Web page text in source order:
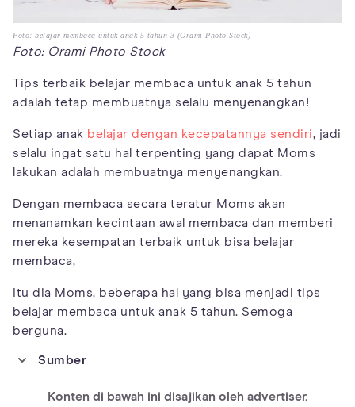
Foto: belajar membaca untuk anak 5 tahun-3 (Orami Photo Stock)
Foto: Orami Photo Stock
Tips terbaik belajar membaca untuk anak 5 tahun
adalah tetap membuatnya selalu menyenangkan!
Setiap anak belajar dengan kecepatannya sendiri, jadi
selalu ingat satu hal terpenting yang dapat Moms
lakukan adalah membuatnya menyenangkan.
Dengan membaca secara teratur Moms akan
menanamkan kecintaan awal membaca dan memberi
mereka kesempatan terbaik untuk bisa belajar
membaca,
Itu dia Moms, beberapa hal yang bisa menjadi tips
belajar membaca untuk anak 5 tahun. Semoga
berguna.
Sumber
ng-The_Seeds_of_Children's_Creativity
Konten di bawah ini disajikan oleh advertiser.